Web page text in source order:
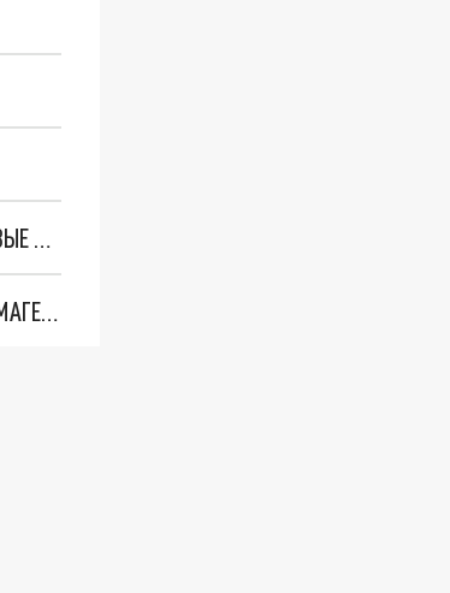
"ОЧЕНЬ ПЛОХИЕ НОВОСТИ": БОЛЬШАЯ ОШИБКА PALANTIR В РОССИИ. СТРАНЫ НАТО ВПЕРВЫЕ ЗА СВО ОСТАНОВИЛИ ПОСТАВКИ ОРУЖИЯ. ВСУ ТЕРЯЮТ ПРИГРАНИЧЬЕ?
ТРИ ГЛАВНЫХ ИНСАЙДА ОБ СВО. ОТМЕНА МОБИЛИЗАЦИИ И ВОЗВРАЩЕНИЕ "ГЕНЕРАЛА АРМАГЕДДОНА"? ОТЛИЧНЫЕ НОВОСТИ, КОТОРЫЕ ЖДАЛИ ВСЕ